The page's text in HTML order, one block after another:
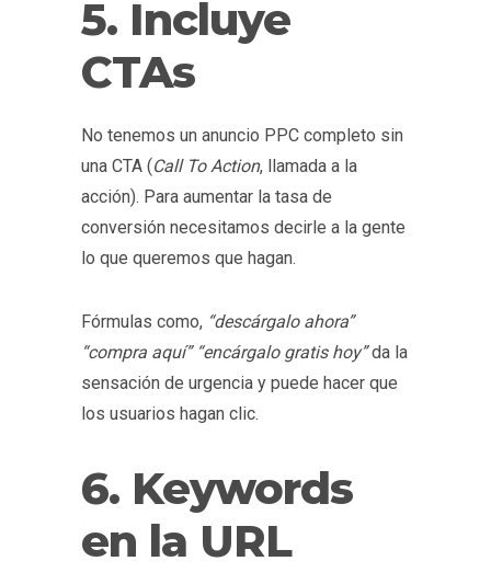
5. Incluye
CTAs
No tenemos un anuncio PPC completo sin
una CTA (Call To Action, llamada a la
acción). Para aumentar la tasa de
conversión necesitamos decirle a la gente
lo que queremos que hagan.
Fórmulas como, “descárgalo ahora”
“compra aquí” “encárgalo gratis hoy”da la
sensación de urgencia y puede hacer que
los usuarios hagan clic.
6. Keywords
en la URL